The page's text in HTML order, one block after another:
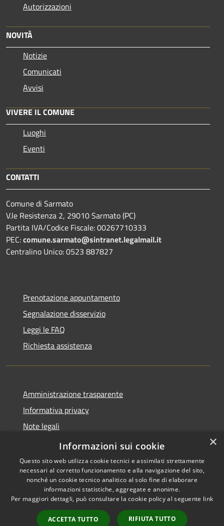
Autorizzazioni
NOVITÀ
Notizie
Comunicati
Avvisi
VIVERE IL COMUNE
Luoghi
Eventi
CONTATTI
Comune di Sarmato
V.le Resistenza 2, 29010 Sarmato (PC)
Partita IVA/Codice Fiscale: 00267710333
PEC:comune.sarmato@sintranet.legalmail.it
Centralino Unico: 0523 887827
Prenotazione appuntamento
Segnalazione disservizio
Leggi le FAQ
Richiesta assistenza
Amministrazione trasparente
Informativa privacy
Note legali
Dichiarazione di accessibilità
Accessibilità
Copyright © 2026 • Comune di
Sarmato • Powered by
Municipium•
Accesso
×
Informazioni sui cookie
Questo sito web utilizza cookie tecnici e assimilati strettamente
necessari al corretto funzionamento e alla navigazione del sito,
nonché un cookie tecnico analitico al solo fine di elaborare
informazioni statistiche, aggregate e anonime.
Per maggiori dettagli, può consultare la cookie policy al seguente link
ACCETTA TUTTO RIFIUTA TUTTO